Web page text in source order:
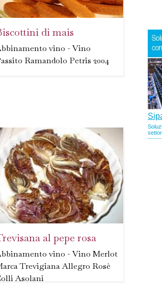
di mais
vino - Vino
Ramandolo Petris 2004
un'ora...
al pepe rosa
vino - Vino Merlot
Trevigiana Allegro Rosè
Asolani